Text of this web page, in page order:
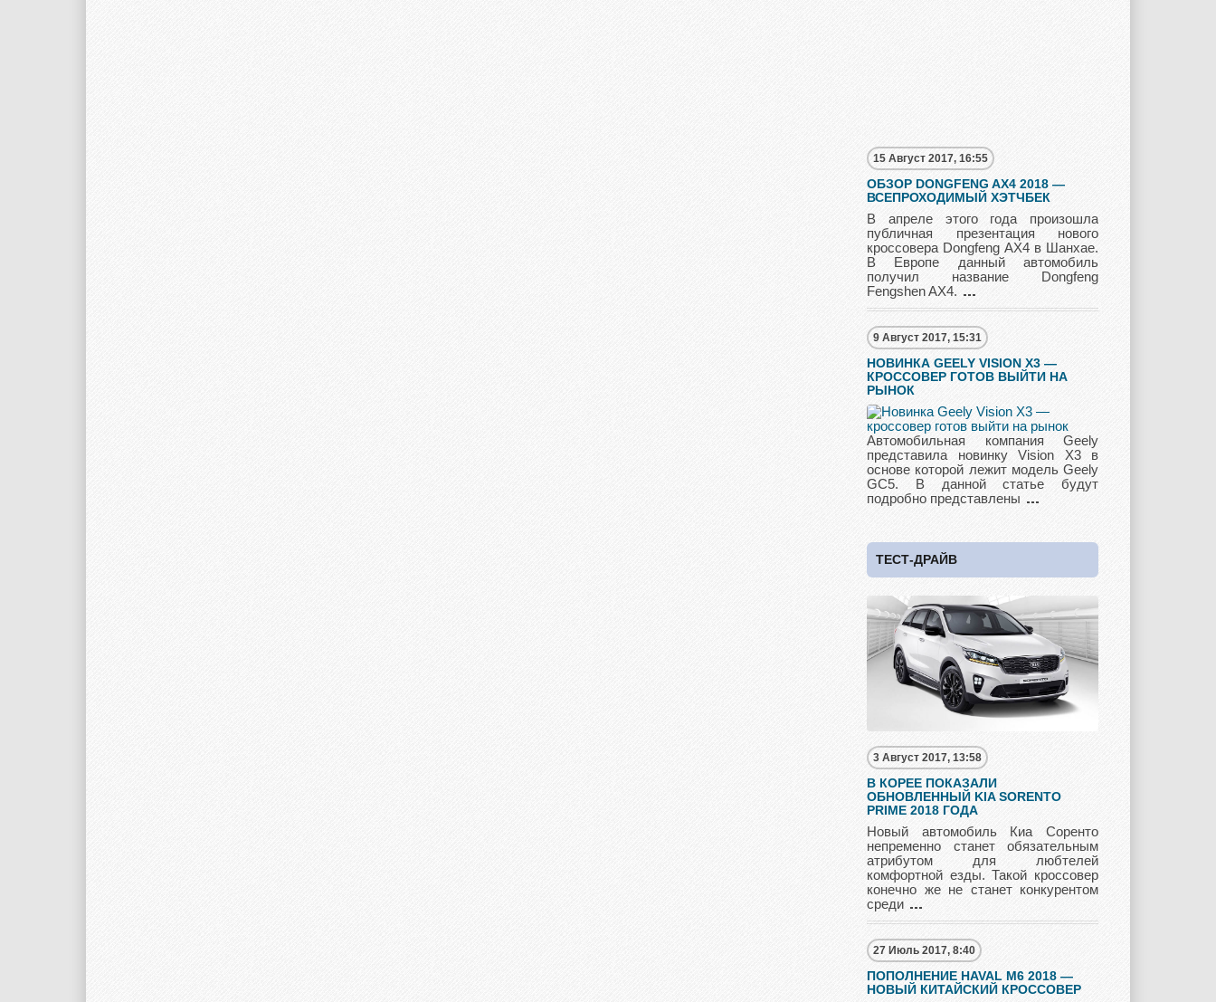
Pagani Peugeot Pontiac
Porshe Rolls Royce
Rover Saab Scion
Seat Skoda Ssang Yong
UAZ Vauxhall Volkswagen
Volvo Zotye
15 Август 2017, 16:55
ОБЗОР DONGFENG AX4 2018 —
ВСЕПРОХОДИМЫЙ ХЭТЧБЕК
В апреле этого года произошла
публичная презентация нового
кроссовера Dongfeng AX4 в Шанхае.
В Европе данный автомобиль
получил название Dongfeng
Fengshen AX4.
9 Август 2017, 15:31
НОВИНКА GEELY VISION X3 —
КРОССОВЕР ГОТОВ ВЫЙТИ НА
РЫНОК
Автомобильная компания Geely
представила новинку Vision X3 в
основе которой лежит модель Geely
GC5. В данной статье будут
подробно представлены
ТЕСТ-ДРАЙВ
3 Август 2017, 13:58
В КОРЕЕ ПОКАЗАЛИ
ОБНОВЛЕННЫЙ KIA SORENTO
PRIME 2018 ГОДА
Новый автомобиль Киа Соренто
непременно станет обязательным
атрибутом для любтелей
комфортной езды. Такой кроссовер
конечно же не станет конкурентом
среди
27 Июль 2017, 8:40
ПОПОЛНЕНИЕ HAVAL M6 2018 —
НОВЫЙ КИТАЙСКИЙ КРОССОВЕР